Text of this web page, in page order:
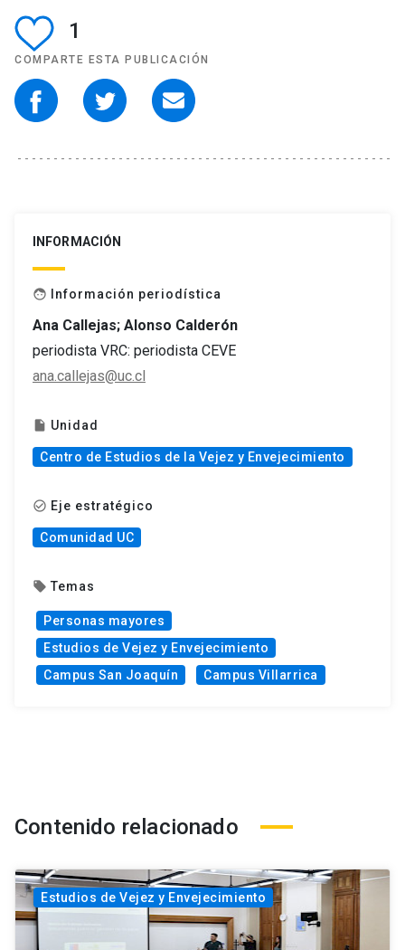
1
COMPARTE ESTA PUBLICACIÓN
INFORMACIÓN
face Información periodística
Ana Callejas; Alonso Calderón
periodista VRC: periodista CEVE
ana.callejas@uc.cl
insert_drive_file Unidad
Centro de Estudios de la Vejez y Envejecimiento
check_circle_outline Eje estratégico
Comunidad UC
local_offer Temas
Personas mayores
Estudios de Vejez y Envejecimiento
Campus San Joaquín
Campus Villarrica
Contenido relacionado
Estudios de Vejez y Envejecimiento